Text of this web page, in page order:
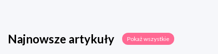
Najnowsze artykuły Pokaż wszystkie